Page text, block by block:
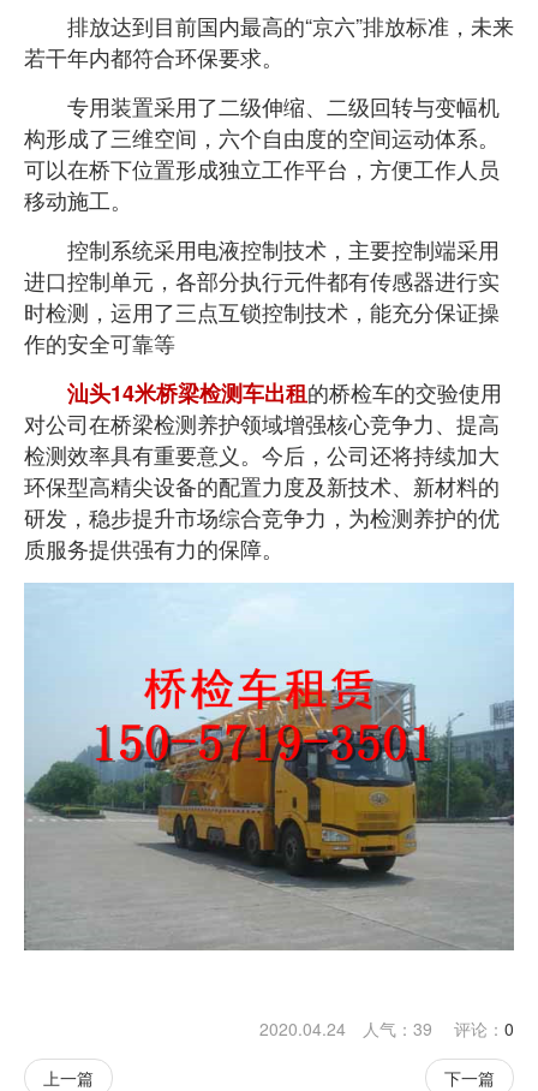
排放达到目前国内最高的“京六”排放标准，未来
若干年内都符合环保要求。
专用装置采用了二级伸缩、二级回转与变幅机
构形成了三维空间，六个自由度的空间运动体系。
可以在桥下位置形成独立工作平台，方便工作人员
移动施工。
控制系统采用电液控制技术，主要控制端采用
进口控制单元，各部分执行元件都有传感器进行实
时检测，运用了三点互锁控制技术，能充分保证操
作的安全可靠等
汕头14米桥梁检测车出租的桥检车的交验使用
对公司在桥梁检测养护领域增强核心竞争力、提高
检测效率具有重要意义。今后，公司还将持续加大
环保型高精尖设备的配置力度及新技术、新材料的
研发，稳步提升市场综合竞争力，为检测养护的优
质服务提供强有力的保障。
2020.04.24 人气： 39 评论： 0
上一篇 下一篇